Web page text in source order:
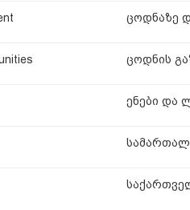
ცოდნაზე
ცოდნის
ენები და